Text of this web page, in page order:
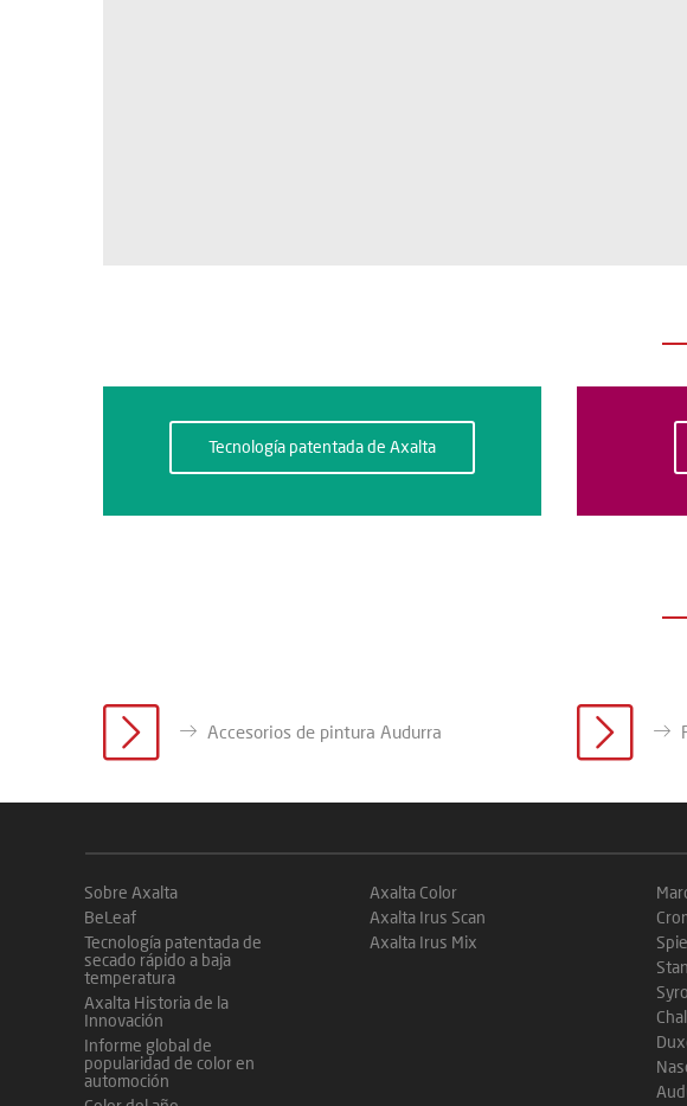
Tecnología patentada de Axalta
Accesorios de pintura Audurra
Sobre Axalta
BeLeaf
Tecnología patentada de
secado rápido a baja
temperatura
Axalta Historia de la
Innovación
Informe global de
popularidad de color en
automoción
Axalta Color
Axalta Irus Scan
Axalta Irus Mix